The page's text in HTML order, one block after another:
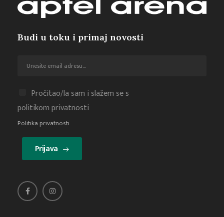
Budi u toku i primaj novosti
Pročitao/la sam i slažem se s
politikom privatnosti
Politika privatnosti
Prijava